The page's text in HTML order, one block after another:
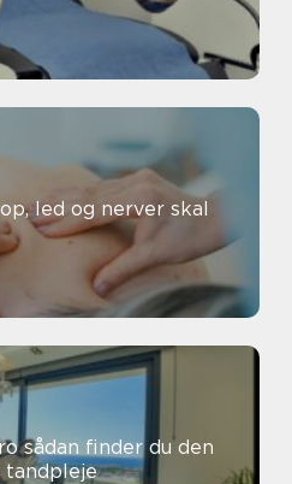
led og nerver skal
den